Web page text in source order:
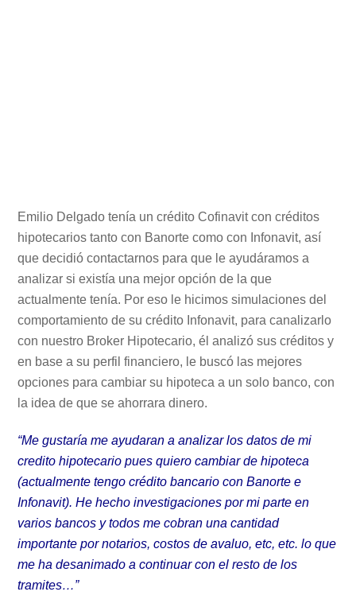
Emilio Delgado tenía un crédito Cofinavit con créditos
hipotecarios tanto con Banorte como con Infonavit, así
que decidió contactarnos para que le ayudáramos a
analizar si existía una mejor opción de la que
actualmente tenía. Por eso le hicimos simulaciones del
comportamiento de su crédito Infonavit, para canalizarlo
con nuestro Broker Hipotecario, él analizó sus créditos y
en base a su perfil financiero, le buscó las mejores
opciones para cambiar su hipoteca a un solo banco, con
la idea de que se ahorrara dinero.
“Me gustaría me ayudaran a analizar los datos de mi
credito hipotecario pues quiero cambiar de hipoteca
(actualmente tengo crédito bancario con Banorte e
Infonavit). He hecho investigaciones por mi parte en
varios bancos y todos me cobran una cantidad
importante por notarios, costos de avaluo, etc, etc. lo que
me ha desanimado a continuar con el resto de los
tramites…”